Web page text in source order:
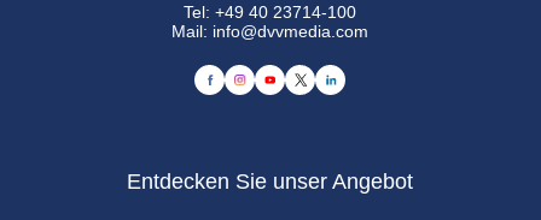
Tel:+49 40 23714-100
Mail: info@dvvmedia.com
Entdecken Sie unser Angebot